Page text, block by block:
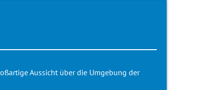
Aussicht über die Umgebung der